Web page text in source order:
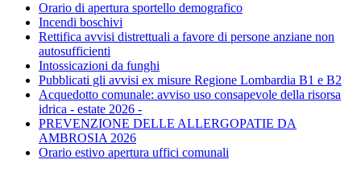
Orario di apertura sportello demografico
Incendi boschivi
Rettifica avvisi distrettuali a favore di persone anziane non
autosufficienti
Intossicazioni da funghi
Pubblicati gli avvisi ex misure Regione Lombardia B1 e B2
Acquedotto comunale: avviso uso consapevole della risorsa
idrica - estate 2026 -
PREVENZIONE DELLE ALLERGOPATIE DA
AMBROSIA 2026
Orario estivo apertura uffici comunali